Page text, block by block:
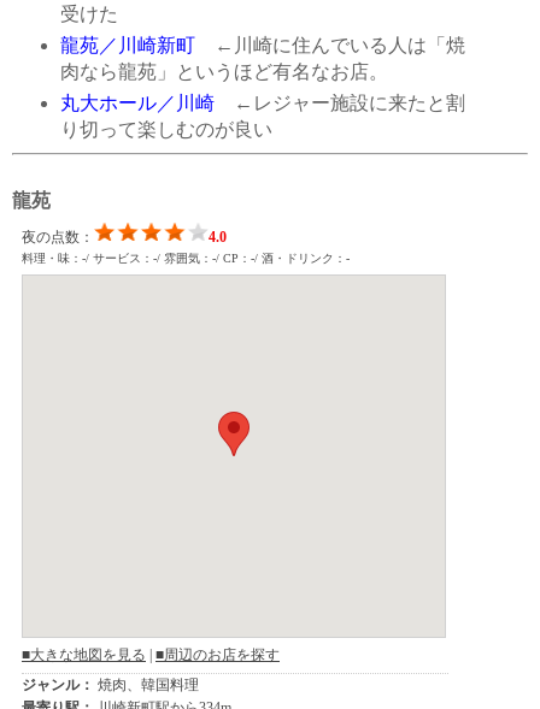
受けた
龍苑／川崎新町←川崎に住んでいる人は「焼
肉なら龍苑」というほど有名なお店。
丸大ホール／川崎←レジャー施設に来たと割
り切って楽しむのが良い
龍苑